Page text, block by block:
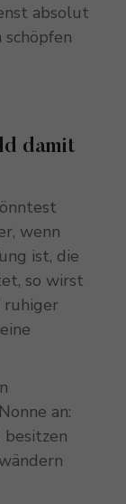
absolut
schöpfen
damit
wenn
ist, die
so wirst
ruhiger
an: